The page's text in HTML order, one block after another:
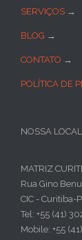
SERVIÇOS →
BLOG →
CONTATO →
POLÍTICA DE
NOSSA
MATRIZ
Rua Gino
CIC - Curitiba-
Tel: +55 (41)
Mobile: +55